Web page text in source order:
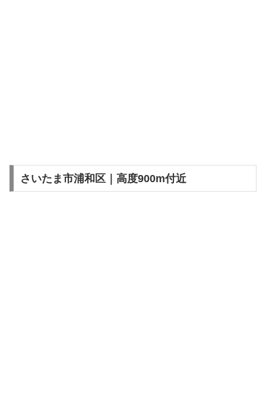
さいたま市浦和区｜高度900m付近